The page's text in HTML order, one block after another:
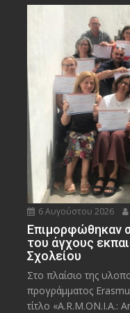
6 Αυγούστου 2026
Eπιμορφώθηκαν
του άγχους
Σχολείου
Στο πλαίσιο της
προγράμματος
τίτλο «A.R.M.ON.I.A.: